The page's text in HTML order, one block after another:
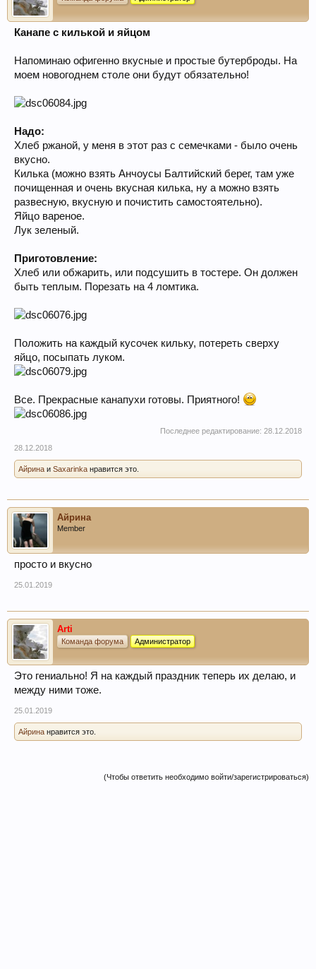
Канапе с килькой и яйцом
Напоминаю офигенно вкусные и простые бутерброды. На
моем новогоднем столе они будут обязательно!
Надо:
Хлеб ржаной, у меня в этот раз с семечками - было очень
вкусно.
Килька (можно взять Анчоусы Балтийский берег, там уже
почищенная и очень вкусная килька, ну а можно взять
развесную, вкусную и почистить самостоятельно).
Яйцо вареное.
Лук зеленый.
Приготовление:
Хлеб или обжарить, или подсушить в тостере. Он должен
быть теплым. Порезать на 4 ломтика.
Положить на каждый кусочек кильку, потереть сверху
яйцо, посыпать луком.
Все. Прекрасные канапухи готовы. Приятного!
Последнее редактирование: 28.12.2018
28.12.2018
Айрина и Saxarinka нравится это.
Айрина
Member
просто и вкусно
25.01.2019
Arti
Команда форума Администратор
Это гениально! Я на каждый праздник теперь их делаю, и
между ними тоже.
25.01.2019
Айрина нравится это.
(Чтобы ответить необходимо войти/зарегистрироваться)